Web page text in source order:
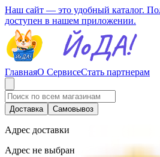
Наш сайт — это удобный каталог.
доступен в нашем приложении.
ГлавнаяО СервисеСтать партнерам
Доставка Самовывоз
Адрес доставки
Адрес не выбран